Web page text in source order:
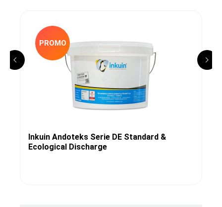
PROMO
Inkuin Andoteks Serie DE Standard &
Ecological Discharge